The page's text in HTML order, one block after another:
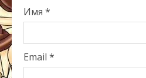
Имя *
Email *